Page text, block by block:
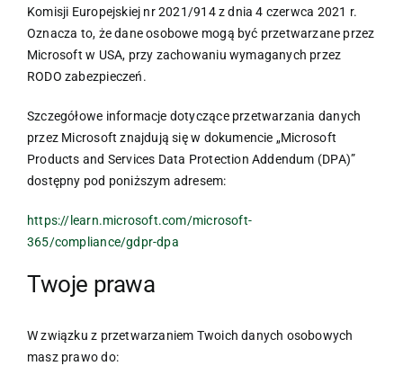
Komisji Europejskiej nr 2021/914 z dnia 4 czerwca 2021 r.
Oznacza to, że dane osobowe mogą być przetwarzane przez
Microsoft w USA, przy zachowaniu wymaganych przez
RODO zabezpieczeń.
Szczegółowe informacje dotyczące przetwarzania danych
przez Microsoft znajdują się w dokumencie „Microsoft
Products and Services Data Protection Addendum (DPA)”
dostępny pod poniższym adresem:
https://learn.microsoft.com/microsoft-
365/compliance/gdpr-dpa
Twoje prawa
W związku z przetwarzaniem Twoich danych osobowych
masz prawo do: